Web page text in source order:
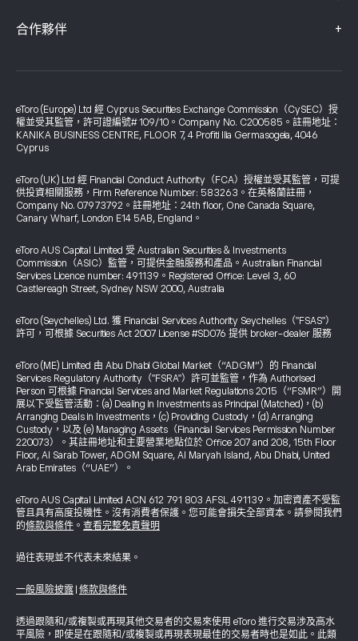
合作夥伴 +
eToro (Europe) Ltd 經 Cyprus Securities Exchange Commission（CySEC）授
權並受其監管，許可證編號# 109/10。Company No. C200585。註冊地址：
KANIKA BUSINESS CENTRE, FLOOR 7, 4 Profiti Ilia Germasogeia, 4046
Cyprus
eToro (UK) Ltd 經 Financial Conduct Authority（FCA）授權並受其監管，可提
供投資相關服務，Firm Reference Number: 583263。在英格蘭註冊，
Company No. 07973792。註冊地址：24th floor, One Canada Square,
Canary Wharf, London E14 5AB, England。
eToro AUS Capital Limited 受 Australian Securities & Investments
Commission（ASIC）監管，可提供金融服務和產品。Australian Financial
Services Licence number: 491139。Registered Office: Level 3, 60
Castlereagh Street, Sydney NSW 2000, Australia
eToro (Seychelles) Ltd. 獲 Financial Services Authority Seychelles（"FSAS"）
許可，可根據 Securities Act 2007 License #SD076 提供 broker-dealer 服務
eToro (ME) Limited 由 Abu Dhabi Global Market（“ADGM”）的 Financial
Services Regulatory Authority（"FSRA"）許可並監管，作為 Authorised
Person 可根據 Financial Services and Market Regulations 2015（“FSMR”）開
展以下受監管活動：(a) Dealing in Investments as Principal (Matched)，(b)
Arranging Deals in Investments，(c) Providing Custody，(d) Arranging
Custody，以及 (e) Managing Assets（Financial Services Permission Number
220073）。其註冊地址和主要營業地點位於 Office 207 and 208, 15th Floor
Floor, Al Sarab Tower, ADGM Square, Al Maryah Island, Abu Dhabi, United
Arab Emirates（“UAE”）。
eToro AUS Capital Limited ACN 612 791 803 AFSL 491139。加密資產不受監
管且具有高度投機性。沒有消費者保護。您可能會損失全部資本。請參閱我們
的條款與條件 。 查看完整免責聲明
過往表現並不代表未來結果。
一般風險披露 條款與條件
透過跟隨和/或複製或再現其他交易者的交易來使用 eToro 進行交易涉及高水
平風險，即使是在跟隨和/或複製或再現表現最佳的交易者時也是如此。此類